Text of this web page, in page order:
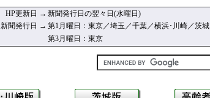
HP更新日 → 新聞発行日の翌々日(水曜日)
新聞発行日 → 第1月曜日：東京／埼玉／千葉／横浜･川崎／茨城
第3月曜日：東京